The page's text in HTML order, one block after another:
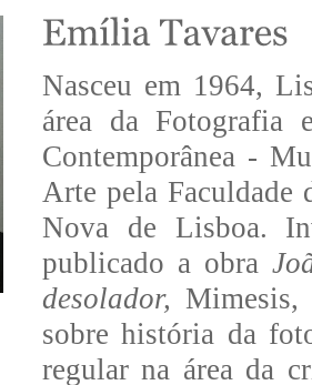
Nasceu em 1964,
área da Fotografia
Contemporânea -
Arte pela Faculdade
Nova de Lisboa.
publicado a obra
desolador, Mimesis,
sobre história da
regular na área da